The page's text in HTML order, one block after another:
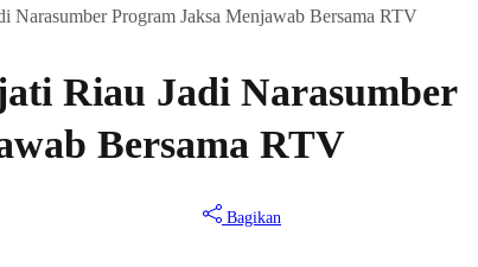
Narasumber Program Jaksa Menjawab Bersama RTV
Riau Jadi Narasumber
Bersama RTV
Bagikan